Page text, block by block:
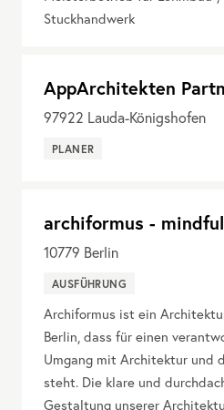
Stuckhandwerk
AppArchitekten
97922 Lauda-Königshofen
PLANER
archiformus -
10779 Berlin
AUSFÜHRUNG
Archiformus ist ein
Berlin, dass für einen
Umgang mit Architektur und
steht. Die klare und
Gestaltung unserer